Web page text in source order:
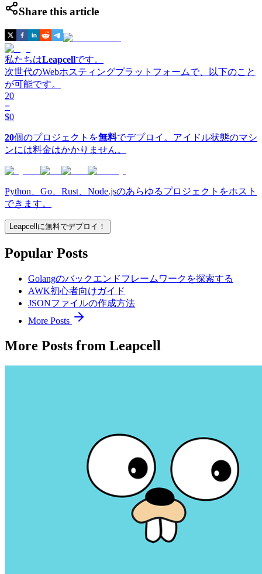
Share this article
私たちはLeapcellです。
次世代のWebホスティングプラットフォームで、以下のこと
が可能です。
20
=
$0
20個のプロジェクトを無料でデプロイ。アイドル状態のマシ
ンには料金はかかりません。
Python、Go、Rust、Node.jsのあらゆるプロジェクトをホスト
できます。
Leapcellに無料でデプロイ！
Popular Posts
Golangのバックエンドフレームワークを探索する
AWK初心者向けガイド
JSONファイルの作成方法
More Posts
More Posts from Leapcell